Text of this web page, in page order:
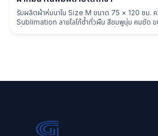
รับผลิตผ้าห่มนาโน Size M ขนาด 75 × 120 ซม.
Sublimation ลายโลโก้ซ้ำทั่วผืน สีชมพูนุ่ม คมชัด ข